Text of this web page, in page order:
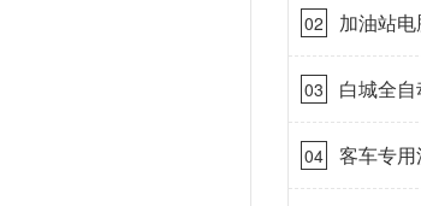
02
加油站
怎么样[
03
白城全
机-ADV
使用[隆
04
客车专
好[隆茂